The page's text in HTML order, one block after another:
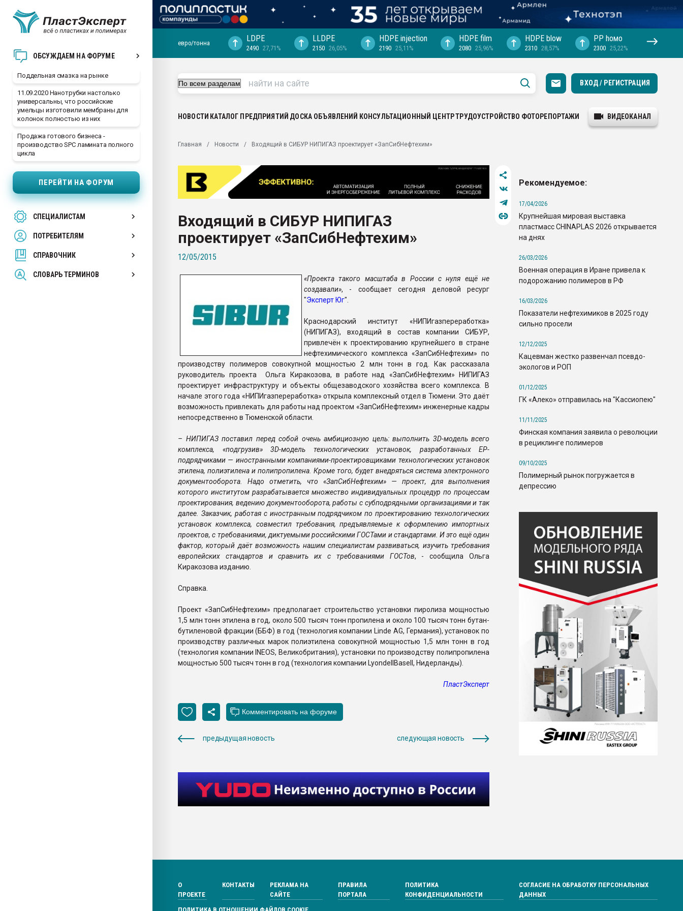
ОБСУЖДАЕМ НА ФОРУМЕ
Поддельная смазка на рынке
11.09.2020 Нанотрубки настолько
универсальны, что российские
умельцы изготовили мембраны для
колонок полностью из них
Продажа готового бизнеса -
производство SPC ламината полного
цикла
ПЕРЕЙТИ НА ФОРУМ
СПЕЦИАЛИСТАМ
ПОТРЕБИТЕЛЯМ
СПРАВОЧНИК
СЛОВАРЬ ТЕРМИНОВ
ближайшее подмосковье, с.-в.
Подмосковье, Москва
первый план в переработке
28.07.2026 "Технониколь" довольна
Всё, что касается выдува ПЭТ
Материал поверхности пуансона для
Продам отходы Композиция
поликарбоната и АБС-пластика
Armaloy PC/ABS-1IM черный цвет
евро/тонна LDPE
2490 27,71%
LLDPE
2150 26,05%
HDPE injection
2190 25,11%
HDPE film
2080 25,96%
HDPE blow
2310 28,57%
PP hомо
2300 25,22%
ВХОД / РЕГИСТРАЦИЯ
НОВОСТИ КАТАЛОГ ПРЕДПРИЯТИЙ ДОСКА ОБЪЯВЛЕНИЙ КОНСУЛЬТАЦИОННЫЙ ЦЕНТРТРУДОУСТРОЙСТВО ФОТОРЕПОРТАЖИ ВИДЕОКАНАЛ
Главная Новости Входящий в СИБУР НИПИГАЗ проектирует «ЗапСибНефтехим»
Входящий в СИБУР НИПИГАЗ
проектирует «ЗапСибНефтехим»
12/05/2015
«Проекта такого масштаба в России с нуля ещё не
создавали», - сообщает сегодня деловой ресург
"Эксперт Юг".
Краснодарский институт «НИПИгазпереработка»
(НИПИГАЗ), входящий в состав компании СИБУР,
привлечён к проектированию крупнейшего в стране
нефтехимического комплекса «ЗапСибНефтехим» по
производству полимеров совокупной мощностью 2 млн тонн в год. Как рассказала
руководитель проекта Ольга Киракозова, в работе над «ЗапСибНефтехим» НИПИГАЗ
проектирует инфраструктуру и объекты общезаводского хозяйства всего комплекса. В
начале этого года «НИПИгазпереработка» открыла комплексный отдел в Тюмени. Это даёт
возможность привлекать для работы над проектом «ЗапСибНефтехим» инженерные кадры
непосредственно в Тюменской области.
– НИПИГАЗ поставил перед собой очень амбициозную цель: выполнить 3D-модель всего
комплекса, «подгрузив» 3D-модель технологических установок, разработанных EP-
подрядчиками — иностранными компаниями-проектиров­щи­ками технологических установок
этилена, полиэтилена и полипропилена. Кроме того, будет внедряться система электронного
документооборота. Надо отметить, что «ЗапСибНефтехим» — проект, для выполнения
которого институтом разрабатывается множество индивидуальных процедур по процессам
проектирования, ведению документооборота, работы с субподрядными организациями и так
далее. Заказчик, работая с иностранным подрядчиком по проектированию технологических
установок комплекса, совместил требования, предъявляемые к оформлению импортных
проектов, с требованиями, диктуемыми российскими ГОСТами и стандартами. И это ещё один
фактор, который даёт возможность нашим специалистам развиваться, изучить требования
европейских стандартов и сравнить их с требованиями ГОСТов, - сообщила Ольга
Киракозова изданию.
Справка.
Проект «ЗапСибНефтехим» предполагает строительство установки пиролиза мощностью
1,5 млн тонн этилена в год, около 500 тысяч тонн пропилена и около 100 тысяч тонн бутан-
бутиленовой фракции (ББФ) в год (технология компании Linde AG, Германия), установок по
производству различных марок полиэтилена совокупной мощностью 1,5 млн тонн в год
(технология компании INEOS, Великобритания), установки по производству полипропилена
мощностью 500 тысяч тонн в год (технология компании LyondellBasell, Нидерланды).
ПластЭксперт
предыдущая новость следующая новость
Рекомендуемое:
17/04/2026
Крупнейшая мировая выставка
пластмасс CHINAPLAS 2026 открывается
на днях
26/03/2026
Военная операция в Иране привела к
подорожанию полимеров в РФ
16/03/2026
Показатели нефтехимиков в 2025 году
сильно просели
12/12/2025
Кацевман жестко развенчал псевдо-
экологов и РОП
01/12/2025
ГК «Алеко» отправилась на "Кассиопею"
11/11/2025
Финская компания заявила о революции
в рециклинге полимеров
09/10/2025
Полимерный рынок погружается в
депрессию
О
ПРОЕКТЕ
КОНТАКТЫ
РЕКЛАМА НА
САЙТЕ
ПРАВИЛА
ПОРТАЛА
ПОЛИТИКА
КОНФИДЕНЦИАЛЬНОСТИ
СОГЛАСИЕ НА ОБРАБОТКУ ПЕРСОНАЛЬНЫХ
ДАННЫХ